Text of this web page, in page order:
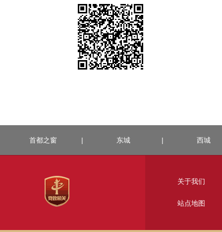
首都之窗 | 东城 | 西城
关于我们
站点地图